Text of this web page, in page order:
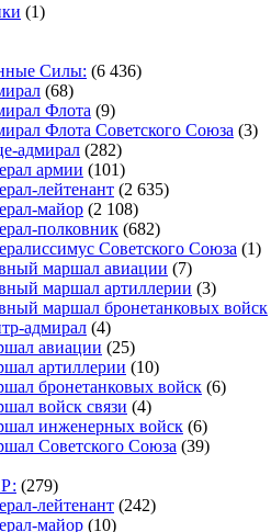
(1)
Силы: (6 436)
(68)
Флота (9)
Флота Советского Союза (3)
адмирал (282)
армии (101)
лейтенант (2 635)
майор (2 108)
полковник (682)
Советского Союза (1)
маршал авиации (7)
маршал артиллерии (3)
маршал бронетанковых войск
адмирал (4)
авиации (25)
артиллерии (10)
бронетанковых войск (6)
войск связи (4)
инженерных войск (6)
Советского Союза (39)
(279)
лейтенант (242)
майор (10)